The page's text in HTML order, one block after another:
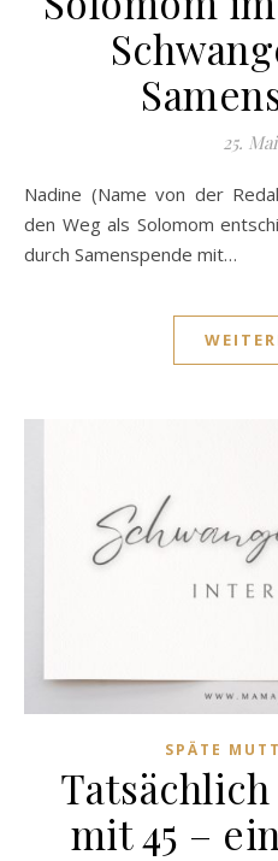
25.
Nadine (Name von der Redaktion geändert) hat sich für
den Weg als Solomom
durch Samenspende mit…
SPÄTE
mit 45 –